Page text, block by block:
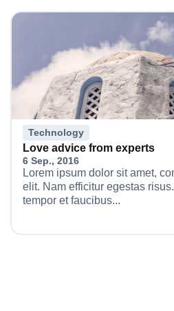
Technology
Love advice from experts
6 Sep., 2016
Lorem ipsum dolor sit amet,
elit. Nam efficitur egestas
tempor et faucibus...